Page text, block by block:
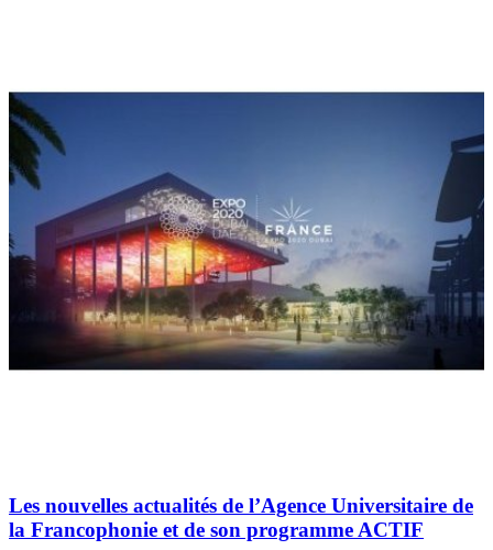
Les nouvelles actualités de l’Agence Universitaire de
la Francophonie et de son programme ACTIF